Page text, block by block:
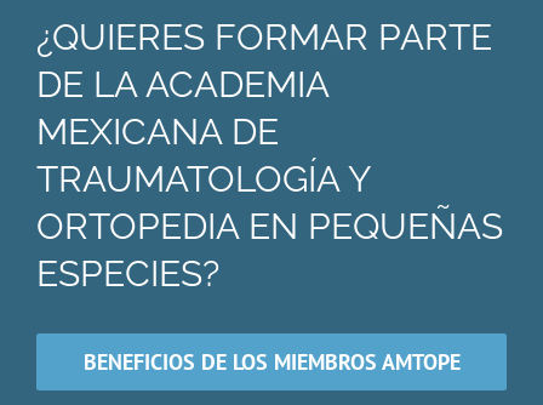
¿QUIERES FORMAR PARTE
DE LA ACADEMIA
MEXICANA DE
TRAUMATOLOGÍA Y
ORTOPEDIA EN PEQUEÑAS
ESPECIES?
BENEFICIOS DE LOS MIEMBROS AMTOPE